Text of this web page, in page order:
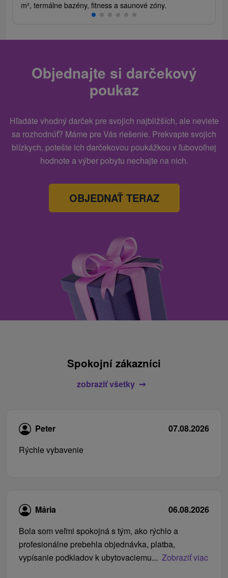
m², termálne bazény, fitness a saunové zóny.
Objednajte si darčekový
poukaz
Hľadáte vhodný darček pre svojich najbližších, ale neviete
sa rozhodnúť? Máme pre Vás riešenie. Prekvapte svojich
blízkych, potešte ich darčekovou poukážkou v ľubovoľnej
hodnote a výber pobytu nechajte na nich.
OBJEDNAŤ TERAZ
Spokojní zákazníci
zobraziť všetky
Peter
07.08.2026
Rýchle vybavenie
Mária
06.08.2026
Bola som veľmi spokojná s tým, ako rýchlo a
profesionálne prebehla objednávka, platba,
vypísanie podkladov k ubytovaciemu... Zobraziť viac